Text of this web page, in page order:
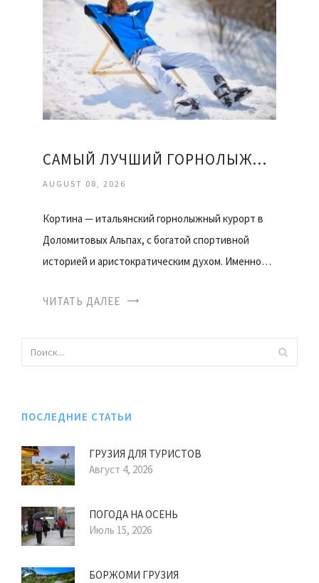
САМЫЙ ЛУЧШИЙ ГОРНОЛЫЖНЫЙ КУРОРТ
AUGUST 08, 2026
Кортина — итальянский горнолыжный курорт в
Доломитовых Альпах, с богатой спортивной
историей и аристократическим духом. Именно…
ЧИТАТЬ ДАЛЕЕ
ПОСЛЕДНИЕ СТАТЬИ
ГРУЗИЯ ДЛЯ ТУРИСТОВ
Август 4, 2026
ПОГОДА НА ОСЕНЬ
Июль 15, 2026
БОРЖОМИ ГРУЗИЯ